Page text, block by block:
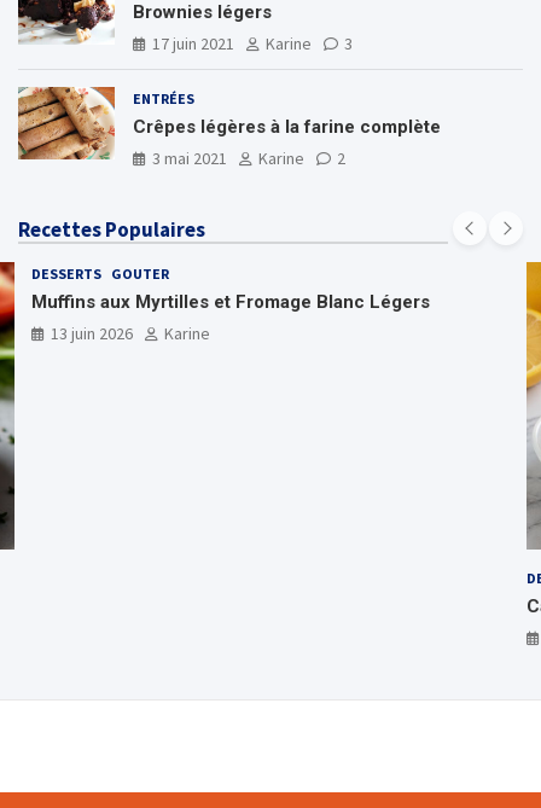
Brownies légers
17 juin 2021
Karine 3
ENTRÉES
Crêpes légères à la farine complète
3 mai 2021
Karine 2
Recettes Populaires
DESSERTS GOUTER
Muffins aux Myrtilles et Fromage Blanc Légers
13 juin 2026
Karine